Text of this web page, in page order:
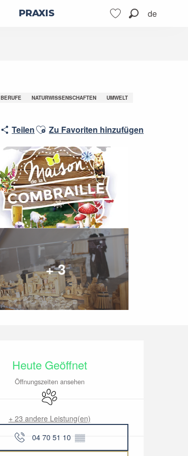
de
PRAXIS
BERUFE NATURWISSENSCHAFTEN
UMWELT
TeilenAjouter aux favoris
Zu Favoriten hinzufügen
+ 3
Heute Geöffnet
Öffnungszeiten ansehen
Tiere erlaubt
+ 23 andere Leistung(en)
04 70 51 10 ▒▒